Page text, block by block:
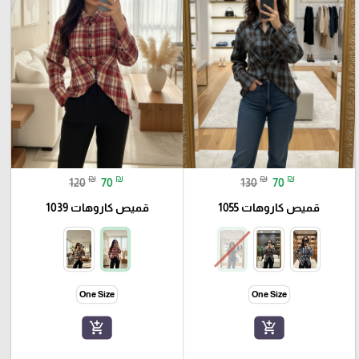
130 ₪ 70 ₪
قميص كاروهات 1055
One Size
add_shopping_cart
120 ₪ 70 ₪
قميص كاروهات 1039
One Size
add_shopping_cart